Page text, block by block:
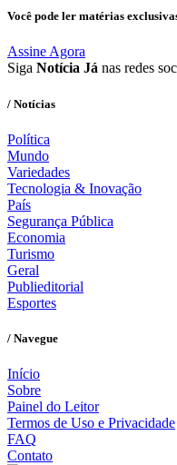
Você pode ler matérias
Assine Agora
Siga Notícia Já nas redes
/ Notícias
Política
Mundo
Variedades
Tecnologia & Inovação
País
Segurança Pública
Economia
Turismo
Geral
Publieditorial
Esportes
/ Navegue
Início
Sobre
Painel do Leitor
Termos de Uso e Privacidade
FAQ
Contato